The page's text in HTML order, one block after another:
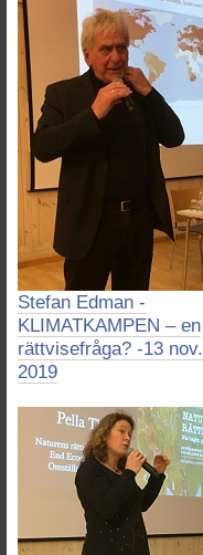
Stefan Edman -
KLIMATKAMPEN – en
rättvisefråga? -13 nov.
2019